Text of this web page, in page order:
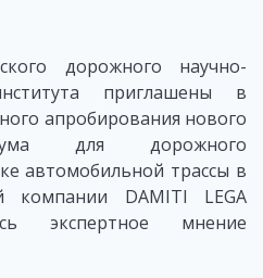
дорожного научно-
приглашены в
апробирования нового
для дорожного
автомобильной трассы в
компании DAMITI LEGA
экспертное мнение